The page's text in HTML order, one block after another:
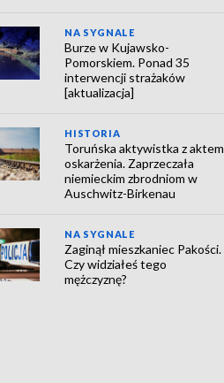
NA SYGNALE
Burze w Kujawsko-
Pomorskiem. Ponad 35
interwencji strażaków
[aktualizacja]
HISTORIA
Toruńska aktywistka z aktem
oskarżenia. Zaprzeczała
niemieckim zbrodniom w
Auschwitz-Birkenau
NA SYGNALE
Zaginął mieszkaniec Pakości.
Czy widziałeś tego
mężczyznę?